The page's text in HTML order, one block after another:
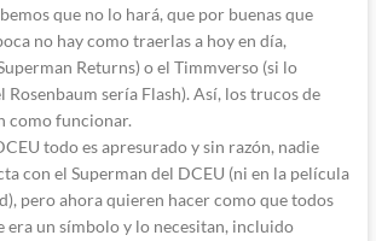
que no lo hará, que por buenas que
no hay como traerlas a hoy en día,
Returns) o el Timmverso (si lo
sería Flash). Así, los trucos de
como funcionar.
todo es apresurado y sin razón, nadie
con el Superman del DCEU (ni en la película
pero ahora quieren hacer como que todos
era un símbolo y lo necesitan, incluido